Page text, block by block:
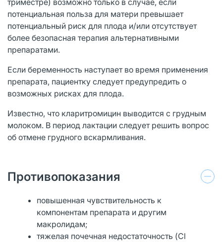
потенциальная польза для матери превышает
потенциальный риск для плода и/или отсутствует
более безопасная терапия альтернативными
препаратами.
Если беременность наступает во время применения
препарата, пациентку следует предупредить о
возможных рисках для плода.
Известно, что кларитромицин выводится с грудным
молоком. В период лактации следует решить вопрос
об отмене грудного вскармливания.
Противопоказания
повышенная чувствительность к
компонентам препарата и другим
макролидам;
тяжелая почечная недостаточность (Cl